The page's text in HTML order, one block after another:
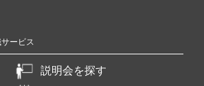
ービス
説明会を探す